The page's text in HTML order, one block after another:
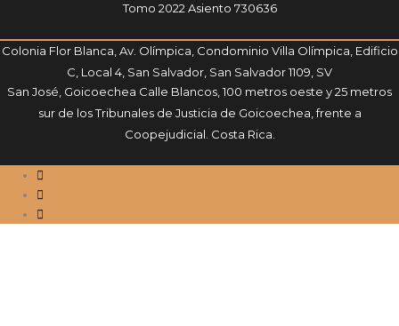
Tomo 2022 Asiento 730636
Colonia Flor Blanca, Av. Olímpica, Condominio Villa Olímpica, Edificio
C, Local 4, San Salvador, San Salvador 1109, SV
San José, Goicoechea Calle Blancos, 100 metros oeste y 25 metros
sur de los Tribunales de Justicia de Goicoechea, frente a
Coopejudicial. Costa Rica.